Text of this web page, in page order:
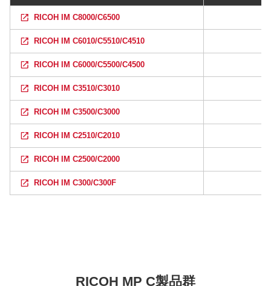
RICOH IM C8000/C6500
RICOH IM C6010/C5510/C4510
RICOH IM C6000/C5500/C4500
RICOH IM C3510/C3010
RICOH IM C3500/C3000
RICOH IM C2510/C2010
RICOH IM C2500/C2000
RICOH IM C300/C300F
RICOH MP C製品群